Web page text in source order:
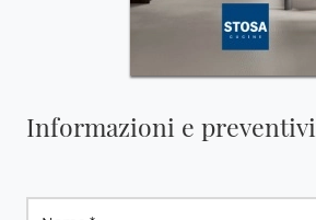
Informazioni e preventivi